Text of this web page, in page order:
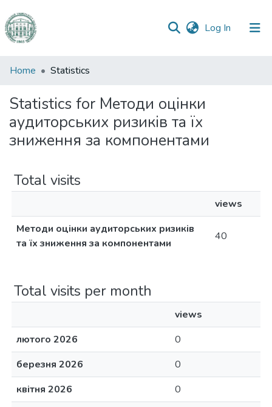
Log In (current)
Communities
Collections
All of DSpace
Home Statistics
Statistics for Методи оцінки
аудиторських ризиків та їх
зниження за компонентами
Total visits
views
Методи оцінки аудиторських ризиків
та їх зниження за компонентами
40
Total visits per month
views
лютого 2026
0
березня 2026
0
квітня 2026
0